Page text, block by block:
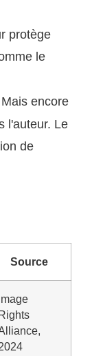
protège
le
encore
l'auteur. Le
de
Source
Image
Rights